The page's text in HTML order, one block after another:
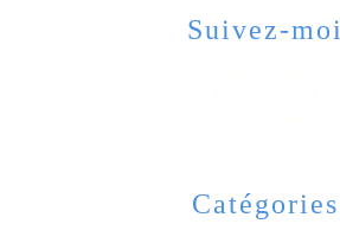
Catégories
Suivez-moi